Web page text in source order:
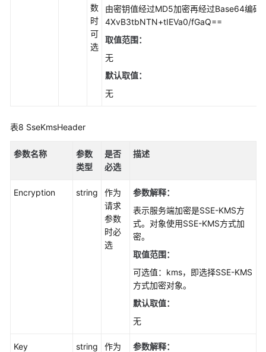
数
时
可
选
由密钥值经过MD5加密再经过Base64编码
4XvB3tbNTN+tIEVa0/fGaQ==
取值范围：
无
默认取值：
无
表8 SseKmsHeader
参数名称
参数
类型
是否
必选
描述
Encryption string
作为
请求
参数
时必
选
参数解释：
表示服务端加密是SSE-KMS方
式。对象使用SSE-KMS方式加
密。
取值范围：
可选值：kms，即选择SSE-KMS
方式加密对象。
默认取值：
无
Key string
作为
参数解释：